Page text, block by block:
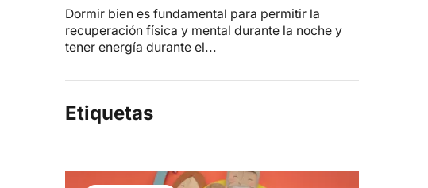
Dormir bien es fundamental para permitir la
recuperación física y mental durante la noche y
tener energía durante el...
Etiquetas